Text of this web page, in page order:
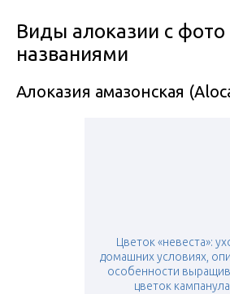
Виды алоказии с фото
названиями
Алоказия амазонская
Цветок «невеста»:
домашних условиях,
особенности
цветок кампанула